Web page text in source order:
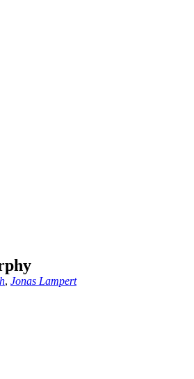
, Jonas Lampert